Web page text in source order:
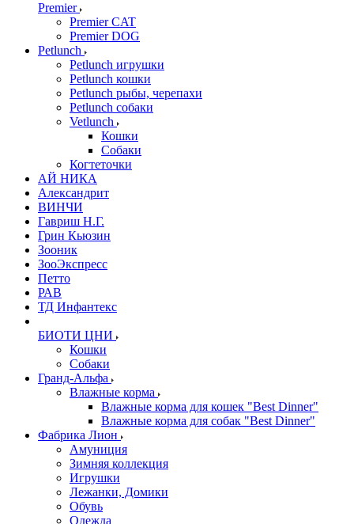
Premier
Premier CAT
Premier DOG
Petlunch
Petlunch игрушки
Petlunch кошки
Petlunch рыбы, черепахи
Petlunch собаки
Vetlunch
Кошки
Собаки
Когтеточки
АЙ НИКА
Александрит
ВИНЧИ
Гавриш Н.Г.
Грин Кьюзин
Зооник
ЗооЭкспресс
Петто
РАВ
ТД Инфантекс
БИОТИ ЦНИ
Кошки
Собаки
Гранд-Альфа
Влажные корма
Влажные корма для кошек "Best Dinner"
Влажные корма для собак "Best Dinner"
Фабрика Лион
Амуниция
Зимняя коллекция
Игрушки
Лежанки, Домики
Обувь
Одежда